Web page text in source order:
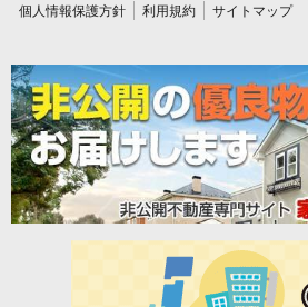
個人情報保護方針
利用規約 サイトマップ